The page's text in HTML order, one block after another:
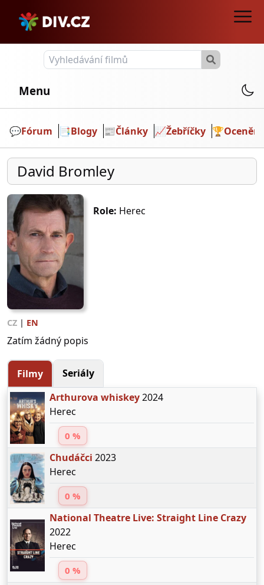
Menu
💬️Fórum 📑Blogy 📰Články 📈Žebříčky 🏆Ocenění
David Bromley
Role: Herec
CZ | EN
Zatím žádný popis
Filmy
Seriály
Arthurova whiskey2024
Herec
0 %
Chudáčci 2023
Herec
0 %
National Theatre Live: Straight Line Crazy
2022
Herec
0 %